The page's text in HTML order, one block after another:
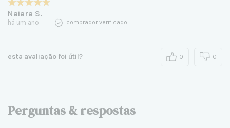
Naiara S.
há um ano comprador verificado
esta avaliação foi útil? 0 0
Perguntas & respostas